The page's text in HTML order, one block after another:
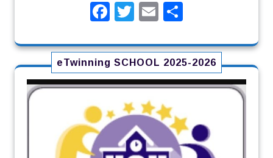
Facebook
TwitterEmail
eTwinning SCHOOL 2025-2026